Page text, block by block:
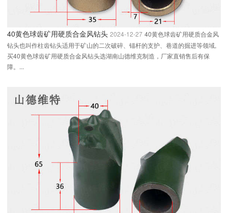
40黄色球齿矿用硬质合金风钻头 2024-12-27 40黄色球齿矿用硬质合金风
钻头也叫作柱齿钻头适用于矿山的二次破碎、锚杆的支护、巷道的掘进等领域,
买40黄色球齿矿用硬质合金风钻头选湖南山德维克制造，厂家直销售后有保
障。...